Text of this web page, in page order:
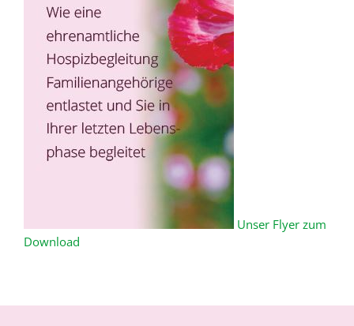
Unser Flyer zum
Download